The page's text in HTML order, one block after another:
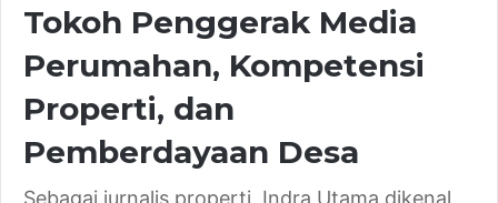
Tokoh Penggerak Media
Perumahan, Kompetensi
Properti, dan
Pemberdayaan Desa
Sebagai jurnalis properti, Indra Utama dikenal